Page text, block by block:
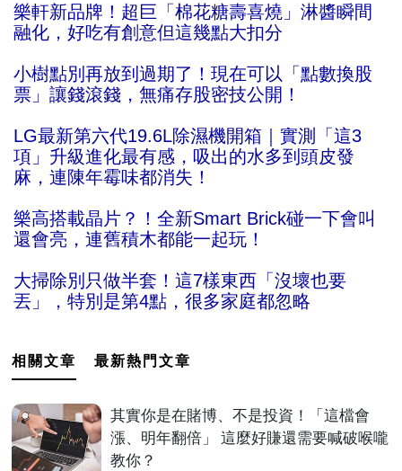
樂軒新品牌！超巨「棉花糖壽喜燒」淋醬瞬間
融化，好吃有創意但這幾點大扣分
小樹點別再放到過期了！現在可以「點數換股
票」讓錢滾錢，無痛存股密技公開！
LG最新第六代19.6L除濕機開箱｜實測「這3
項」升級進化最有感，吸出的水多到頭皮發
麻，連陳年霉味都消失！
樂高搭載晶片？！全新Smart Brick碰一下會叫
還會亮，連舊積木都能一起玩！
大掃除別只做半套！這7樣東西「沒壞也要
丟」，特別是第4點，很多家庭都忽略
相關文章 最新熱門文章
其實你是在賭博、不是投資！「這檔會
漲、明年翻倍」 這麼好賺還需要喊破喉嚨
教你？